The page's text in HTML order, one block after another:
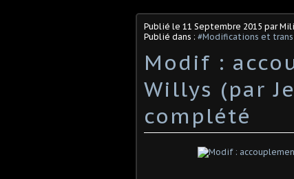
Publié le 11 Septembre 2015 par
Publié dans : #Modifications et
Modif :
Willys (par
complété